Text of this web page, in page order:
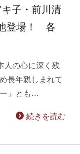
子・前川清
登場！ 各
人の心に深く残
長年親しまれて
」とも…
続きを読む